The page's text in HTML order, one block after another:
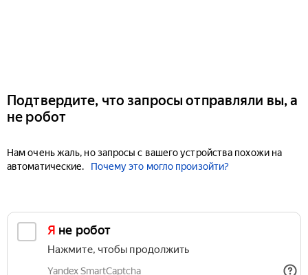
Подтвердите, что запросы отправляли вы, а
не робот
Нам очень жаль, но запросы с вашего устройства похожи на
автоматические.
Почему это могло произойти?
Я не робот
Нажмите, чтобы продолжить
Yandex SmartCaptcha